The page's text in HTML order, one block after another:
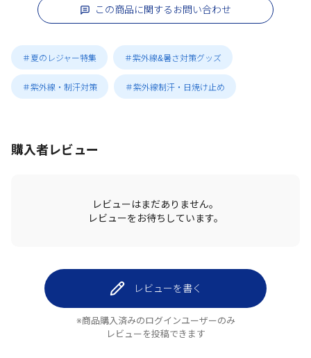
この商品に関するお問い合わせ
＃夏のレジャー特集 ＃紫外線&暑さ対策グッズ
＃紫外線・制汗対策 ＃紫外線制汗・日焼け止め
購入者レビュー
レビューはまだありません。
レビューをお待ちしています。
レビューを書く
※商品購入済みのログインユーザーのみ
レビューを投稿できます